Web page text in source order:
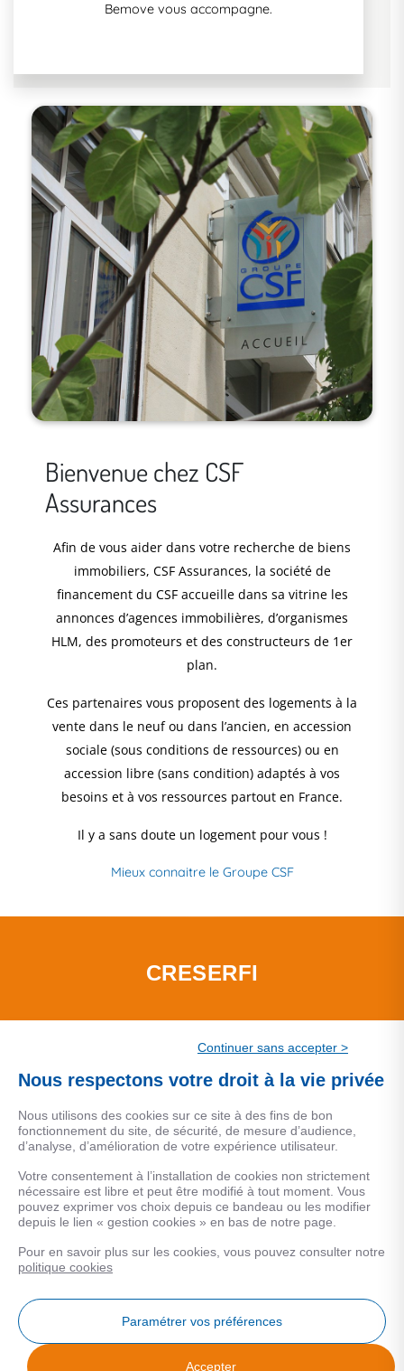
Bemove vous accompagne.
Bienvenue chez CSF
Assurances
Afin de vous aider dans votre recherche de biens
immobiliers, CSF Assurances, la société de
financement du CSF accueille dans sa vitrine les
annonces d’agences immobilières, d’organismes
HLM, des promoteurs et des constructeurs de 1er
plan.
Ces partenaires vous proposent des logements à la
vente dans le neuf ou dans l’ancien, en accession
sociale (sous conditions de ressources) ou en
accession libre (sans condition) adaptés à vos
besoins et à vos ressources partout en France.
Il y a sans doute un logement pour vous !
Mieux connaitre le Groupe CSF
CRESERFI
La société de financement du CSF
CSF PATRIMOINE
Le service de conseil en gestion de patrimoine du Groupe
CSF.
MENTIONS LEGALES
Continuer sans accepter >
Nous respectons votre droit à la vie privée
Nous utilisons des cookies sur ce site à des fins de bon
fonctionnement du site, de sécurité, de mesure d’audience,
d’analyse, d’amélioration de votre expérience utilisateur.
Votre consentement à l’installation de cookies non strictement
nécessaire est libre et peut être modifié à tout moment. Vous
pouvez exprimer vos choix depuis ce bandeau ou les modifier
depuis le lien « gestion cookies » en bas de notre page.
Pour en savoir plus sur les cookies, vous pouvez consulter notre
politique cookies
Paramétrer vos préférences
Accepter